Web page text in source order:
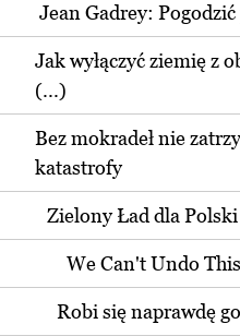
Jean Gadrey:
Jak wyłączyć ziemię z
(...)
Bez mokradeł nie
katastrofy
Zielony Ład dla
We Can't Undo This
Robi się naprawdę